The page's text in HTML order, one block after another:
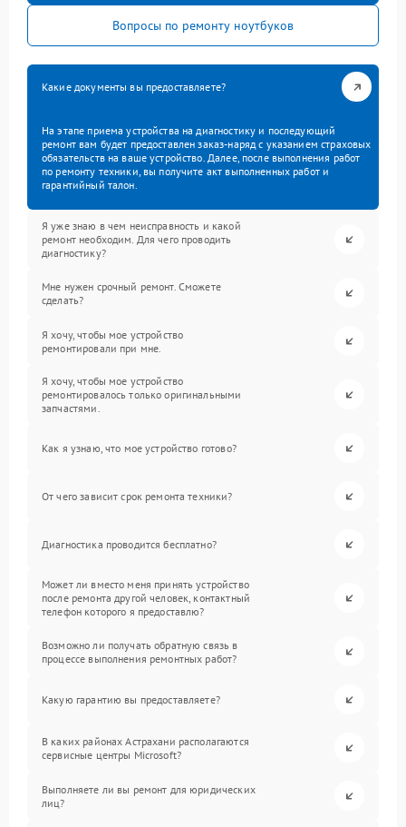
Вопросы по ремонту ноутбуков
Какие документы вы предоставляете?
На этапе приема устройства на диагностику и последующий
ремонт вам будет предоставлен заказ-наряд с указанием страховых
обязательств на ваше устройство. Далее, после выполнения работ
по ремонту техники, вы получите акт выполненных работ и
гарантийный талон.
Я уже знаю в чем неисправность и какой
ремонт необходим. Для чего проводить
диагностику?
Мне нужен срочный ремонт. Сможете
сделать?
Я хочу, чтобы мое устройство
ремонтировали при мне.
Я хочу, чтобы мое устройство
ремонтировалось только оригинальными
запчастями.
Как я узнаю, что мое устройство готово?
От чего зависит срок ремонта техники?
Диагностика проводится бесплатно?
Может ли вместо меня принять устройство
после ремонта другой человек, контактный
телефон которого я предоставлю?
Возможно ли получать обратную связь в
процессе выполнения ремонтных работ?
Какую гарантию вы предоставляете?
В каких районах Астрахани располагаются
сервисные центры Microsoft?
Выполняете ли вы ремонт для юридических
лиц?